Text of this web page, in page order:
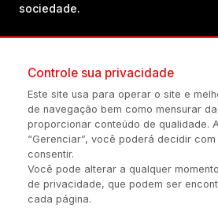
sociedade.
(54) 98434-8385
Política de privacidade Configuração de
Controle sua privacidade
Este site usa para operar o site e
de navegação bem como mensurar
proporcionar conteúdo de qualidade.
“Gerenciar”, você poderá decidir
consentir.
Você pode alterar a qualquer
de privacidade, que podem ser
cada página.